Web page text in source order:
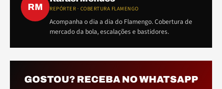
RM REPÓRTER · COBERTURA FLAMENGO
Acompanha o dia a dia do Flamengo. Cobertura de
mercado da bola, escalações e bastidores.
GOSTOU? RECEBA NO WHATSAPP